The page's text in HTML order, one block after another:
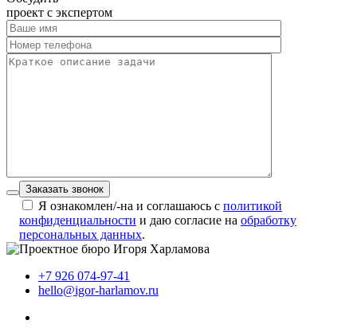
проект с экспертом
Заказать звонок
Я ознакомлен/-на и соглашаюсь с политикой
конфиденциальности и даю согласие на обработку
персональных данных.
+7 926 074-97-41
hello@igor-harlamov.ru